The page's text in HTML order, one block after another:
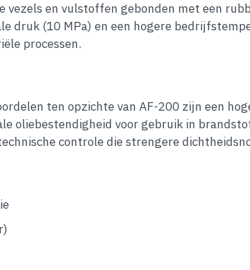
vezels en vulstoffen gebonden met een
druk (10 MPa) en een hogere
processen.
ten opzichte van AF-200 zijn een
oliebestendigheid voor gebruik in
controle die strengere